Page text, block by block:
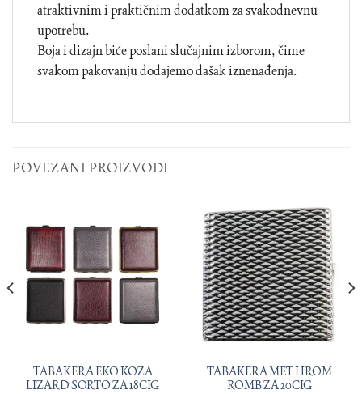
atraktivnim i praktičnim dodatkom za svakodnevnu
upotrebu.
Boja i dizajn biće poslani slučajnim izborom, čime
svakom pakovanju dodajemo dašak iznenađenja.
POVEZANI PROIZVODI
TABAKERA EKO KOZA
LIZARD SORTO ZA 18CIG
TABAKERA MET HROM
ROMB ZA 20CIG